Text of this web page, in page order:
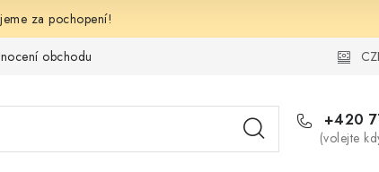
za pochopení!
obchodu Podmínky
+420
(volejte